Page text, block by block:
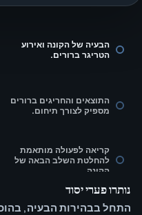
הבעיה של הקונה ואירוע
הטריגר ברורים.
התוצאים והחריגים ברורים
מספיק לצורך תיחום.
קריאה לפעולה מותאמת
להחלטת השלב הבאה של
הקונה.
נותרו פערי יסוד
התחל בבהירות הבעיה,